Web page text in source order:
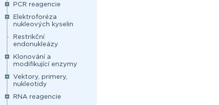
PCR reagencie
Elektroforéza
nukleových kyselin
Restrikční
endonukleázy
Klonování a
modifikující enzymy
Vektory, primery,
nukleotidy
RNA reagencie